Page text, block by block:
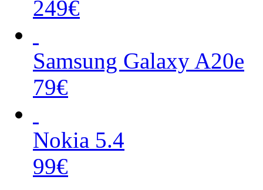
249€
Samsung Galaxy A20e
79€
Nokia 5.4
99€